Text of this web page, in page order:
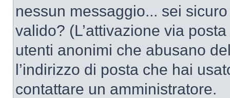
nessun messaggio... sei
valido? (L’attivazione via
utenti anonimi che abusano
l’indirizzo di posta che hai
contattare un amministratore.